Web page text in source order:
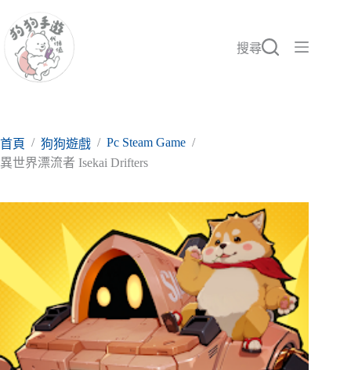
至
要
搜尋
首頁 / 狗狗遊戲 / Pc Steam Game /
異世界漂流者 Isekai Drifters